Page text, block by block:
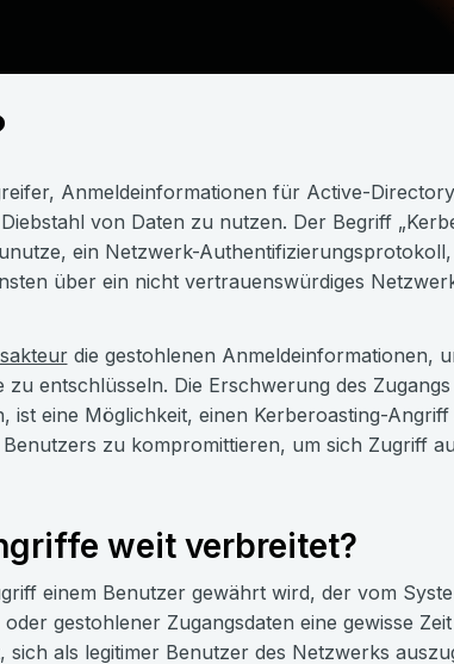
Anmeldeinformationen für Active-
von Daten zu nutzen. Der Begriff
ein Netzwerk-Authentifizierungsprotokoll,
über ein nicht vertrauenswürdiges
die gestohlenen Anmeldeinformationen,
entschlüsseln. Die Erschwerung des
ist eine Möglichkeit, einen Kerberoasting-
zu kompromittieren, um sich Zugriff
weit verbreitet?
einem Benutzer gewährt wird, der vom
gestohlener Zugangsdaten eine gewisse
als legitimer Benutzer des Netzwerks